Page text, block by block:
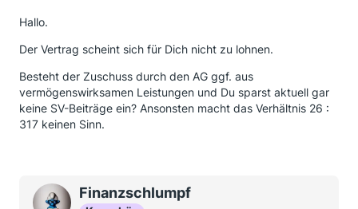
Hallo.
Der Vertrag scheint sich für Dich nicht zu lohnen.
Besteht der Zuschuss durch den AG ggf. aus
vermögenswirksamen Leistungen und Du sparst aktuell gar
keine SV-Beiträge ein? Ansonsten macht das Verhältnis 26 :
317 keinen Sinn.
Finanzschlumpf